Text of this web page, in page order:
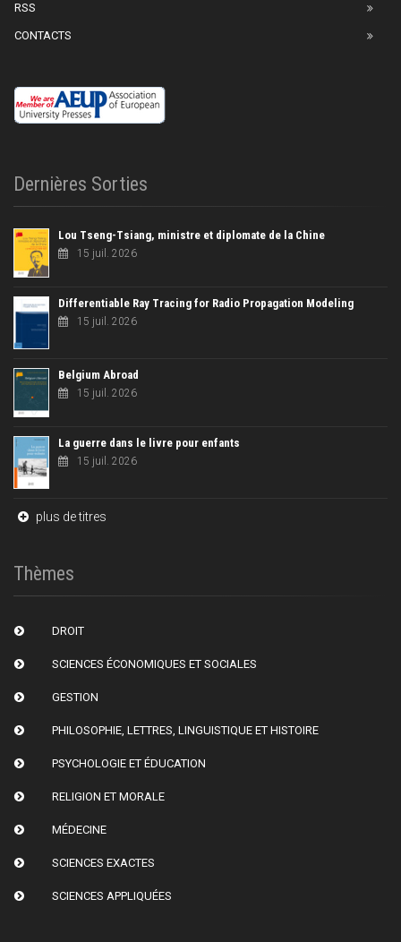
RSS
CONTACTS
Dernières Sorties
Lou Tseng-Tsiang, ministre et diplomate de la Chine
15 juil. 2026
Differentiable Ray Tracing for Radio Propagation Modeling
15 juil. 2026
Belgium Abroad
15 juil. 2026
La guerre dans le livre pour enfants
15 juil. 2026
plus de titres
Thèmes
DROIT
SCIENCES ÉCONOMIQUES ET SOCIALES
GESTION
PHILOSOPHIE, LETTRES, LINGUISTIQUE ET HISTOIRE
PSYCHOLOGIE ET ÉDUCATION
RELIGION ET MORALE
MÉDECINE
SCIENCES EXACTES
SCIENCES APPLIQUÉES